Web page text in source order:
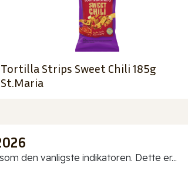
Tortilla Strips Sweet Chili 185g
St.Maria
den vanligste indikatoren. Dette er...